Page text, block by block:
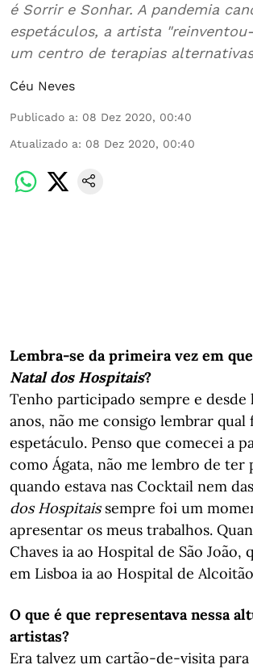
é Sorrir e Sonhar. A pandemia
espetáculos, a artista
um centro de terapias
Céu Neves
Publicado a: 08 Dez 2020, 00:40
Atualizado a: 08 Dez 2020, 00:40
Lembra-se da primeira vez em
Natal dos Hospitais?
Tenho participado sempre e desde
anos, não me consigo lembrar
espetáculo. Penso que comecei a
como Ágata, não me lembro de ter
quando estava nas Cocktail nem
dos Hospitaissempre foi um
apresentar os meus trabalhos.
Chaves ia ao Hospital de São João,
em Lisboa ia ao Hospital de
O que é que representava nessa
artistas?
Era talvez um cartão-de-visita para